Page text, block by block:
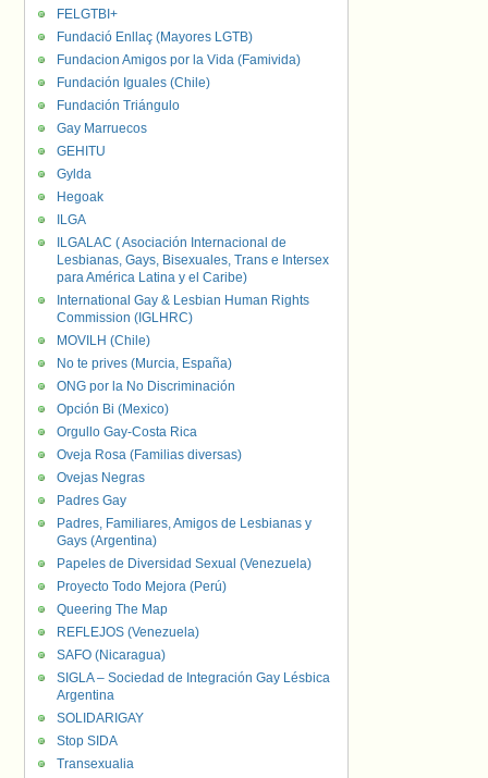
FELGTBI+
Fundació Enllaç (Mayores LGTB)
Fundacion Amigos por la Vida (Famivida)
Fundación Iguales (Chile)
Fundación Triángulo
Gay Marruecos
GEHITU
Gylda
Hegoak
ILGA
ILGALAC ( Asociación Internacional de
Lesbianas, Gays, Bisexuales, Trans e Intersex
para América Latina y el Caribe)
International Gay & Lesbian Human Rights
Commission (IGLHRC)
MOVILH (Chile)
No te prives (Murcia, España)
ONG por la No Discriminación
Opción Bi (Mexico)
Orgullo Gay-Costa Rica
Oveja Rosa (Familias diversas)
Ovejas Negras
Padres Gay
Padres, Familiares, Amigos de Lesbianas y
Gays (Argentina)
Papeles de Diversidad Sexual (Venezuela)
Proyecto Todo Mejora (Perú)
Queering The Map
REFLEJOS (Venezuela)
SAFO (Nicaragua)
SIGLA – Sociedad de Integración Gay Lésbica
Argentina
SOLIDARIGAY
Stop SIDA
Transexualia